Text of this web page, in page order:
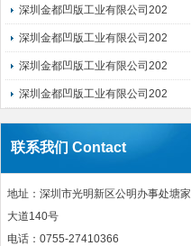
深圳金都凹版工业有限公司202
深圳金都凹版工业有限公司202
深圳金都凹版工业有限公司202
深圳金都凹版工业有限公司202
联系我们 Contact
地址：深圳市光明新区公明办事处塘家
大道140号
电话：0755-27410366